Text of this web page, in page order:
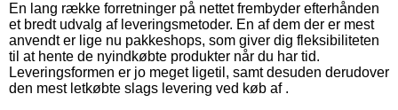
En lang række forretninger på nettet frembyder efterhånden
et bredt udvalg af leveringsmetoder. En af dem der er mest
anvendt er lige nu pakkeshops, som giver dig fleksibiliteten
til at hente de nyindkøbte produkter når du har tid.
Leveringsformen er jo meget ligetil, samt desuden derudover
den mest letkøbte slags levering ved køb af .